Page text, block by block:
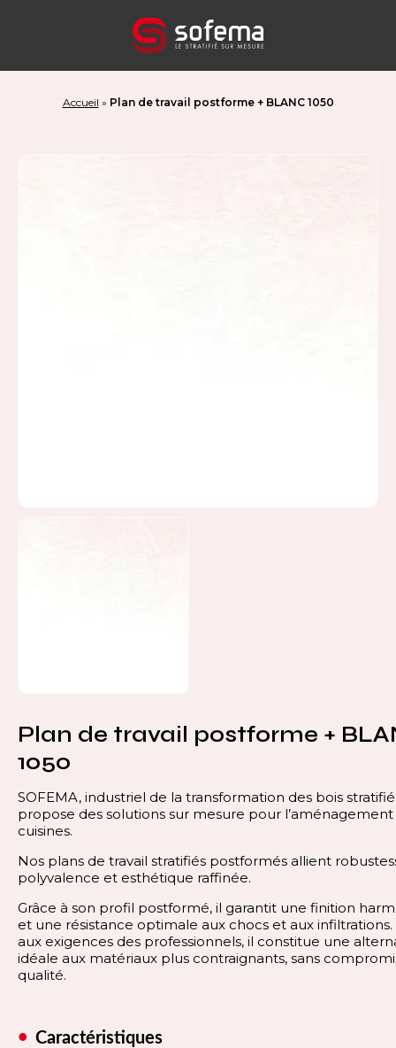
Accueil » Plan de travail postforme + BLANC 1050
Plan de travail postforme +
1050
SOFEMA, industriel de la transformation des bois
propose des solutions sur mesure pour l’aménagement
cuisines.
Nos plans de travail stratifiés postformés allient
polyvalence et esthétique raffinée.
Grâce à son profil postformé, il garantit une finition
et une résistance optimale aux chocs et aux
aux exigences des professionnels, il constitue une
idéale aux matériaux plus contraignants, sans
qualité.
Caractéristiques